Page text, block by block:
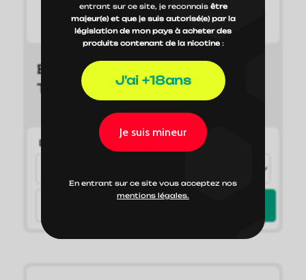
E-liquide CLASSIC-MIX 50ml –
The Juice
DOSAGE DE NICOTINE
entrant sur ce site, je reconnais être
majeur(e) et que je suis autorisé(e) par la
législation de mon pays à acheter des
produits contenant de la nicotine:
J'ai +18ans
Je suis mineur
En entrant sur ce site vous acceptez nos
mentions légales.